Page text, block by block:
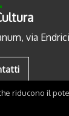
via
riducono il